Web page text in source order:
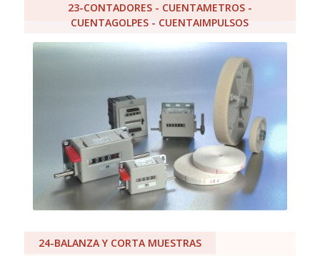
23-CONTADORES - CUENTAMETROS -
CUENTAGOLPES - CUENTAIMPULSOS
24-BALANZA Y CORTA MUESTRAS